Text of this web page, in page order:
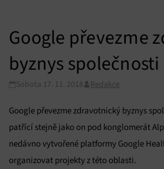
Google převezme
byznys
Sobota 17. 11. 2018 Redakce
Google převezme zdravotnický byznys
patřící stejně jako on pod konglomerát
nedávno vytvořené platformy Google
organizovat projekty z této oblasti.